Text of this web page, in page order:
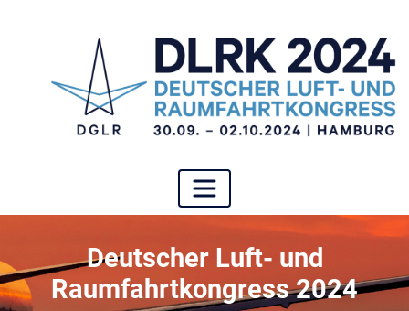
Deutscher Luft- und
Raumfahrtkongress 2024